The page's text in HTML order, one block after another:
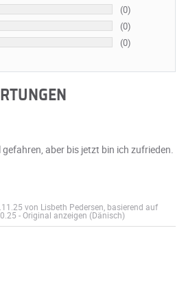
(0)
(0)
(0)
aber bis jetzt bin ich zufrieden.
von Lisbeth Pedersen, basierend auf
-Original anzeigen (Dänisch)